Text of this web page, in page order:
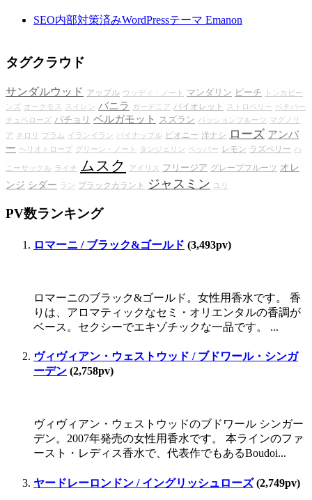
SEO内部対策済みWordPressテーマ Emanon
タグクラウド
サンダルウッド アップル ウッディ・ノート マンダリン ピーチ
トンカビー
ンズ オークモス スイレン バニラ ガーデニア バイオレット ストロベリー ベチバー
チュベローズ パチョリ ベルガモット スズラン パッションフルーツ マグノリ
ア ネロリ プラム イランイラン パイナップル ピオニー 洋ナシ ローズ アンバ
ー ヘリオトロープ グリーン・ノート タンジェリン ペッパー レモン ラズベリー ハ
ニーサックル ライチ ムスク アイリス フリージア グレープフルーツ オレ
ンジ シダー ラン ブラックカラント ジャスミン ユリ
PV数ランキング
ロマーニ / ブラック&ゴールド (3,493pv)
ロマーニのブラック&ゴールド。女性用香水です。 香
りは、アロマティックなセミ・オリエンタルの香調が
ベース。セクシーでエキゾチックな一品です。 ...
ヴィヴィアン・ウェストウッド / ブドワール・シンガ
ーデン (2,758pv)
ヴィヴィアン・ウェストウッドのブドワール シンガー
デン。2007年発売の女性用香水です。 本ラインのファ
ースト・レディス香水で、代表作でもあるBoudoi...
ヤードレーロンドン / イングリッシュローズ(2,749pv)